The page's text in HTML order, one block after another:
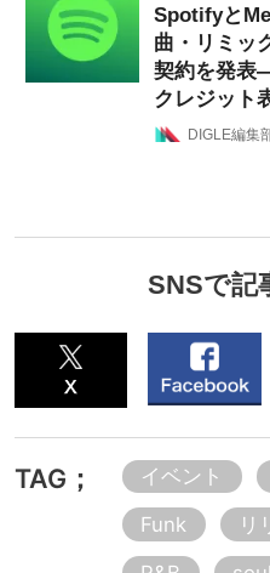
Spotifyと
曲・リミッ
契約を発表
クレジット
DIGLE編集
SNSで記
TAG； イベント
Funk
リ